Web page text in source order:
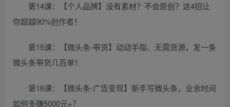
第14课：【个人品牌】没有素材？不会原创？这4招让
你超越90%创作者！
第15课：【微头条-带货】动动手指、无需货源，发一条
微头条带货几百单！
第16课：【微头条-广告变现】新手写微头条，业余时间
如何多赚5000元+？